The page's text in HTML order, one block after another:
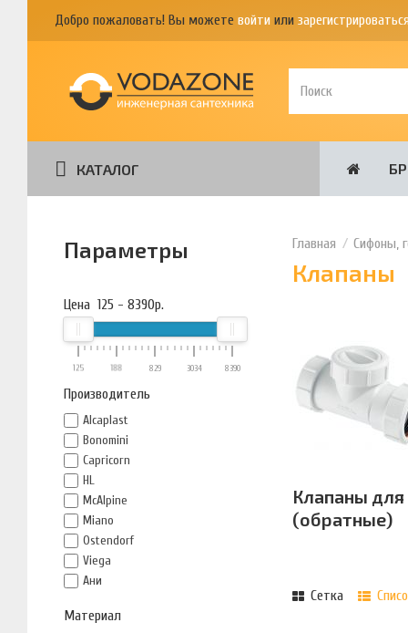
Добро пожаловать! Вы можете войти или
КАТАЛОГ
Сифоны,
Клапаны
Клапаны
(обратные)
Сетка
Параметры
Цена125 -8390р.
125 188 829 3034 8390
Производитель
Alcaplast
Bonomini
Capricorn
HL
McAlpine
Miano
Ostendorf
Viega
Ани
Материал